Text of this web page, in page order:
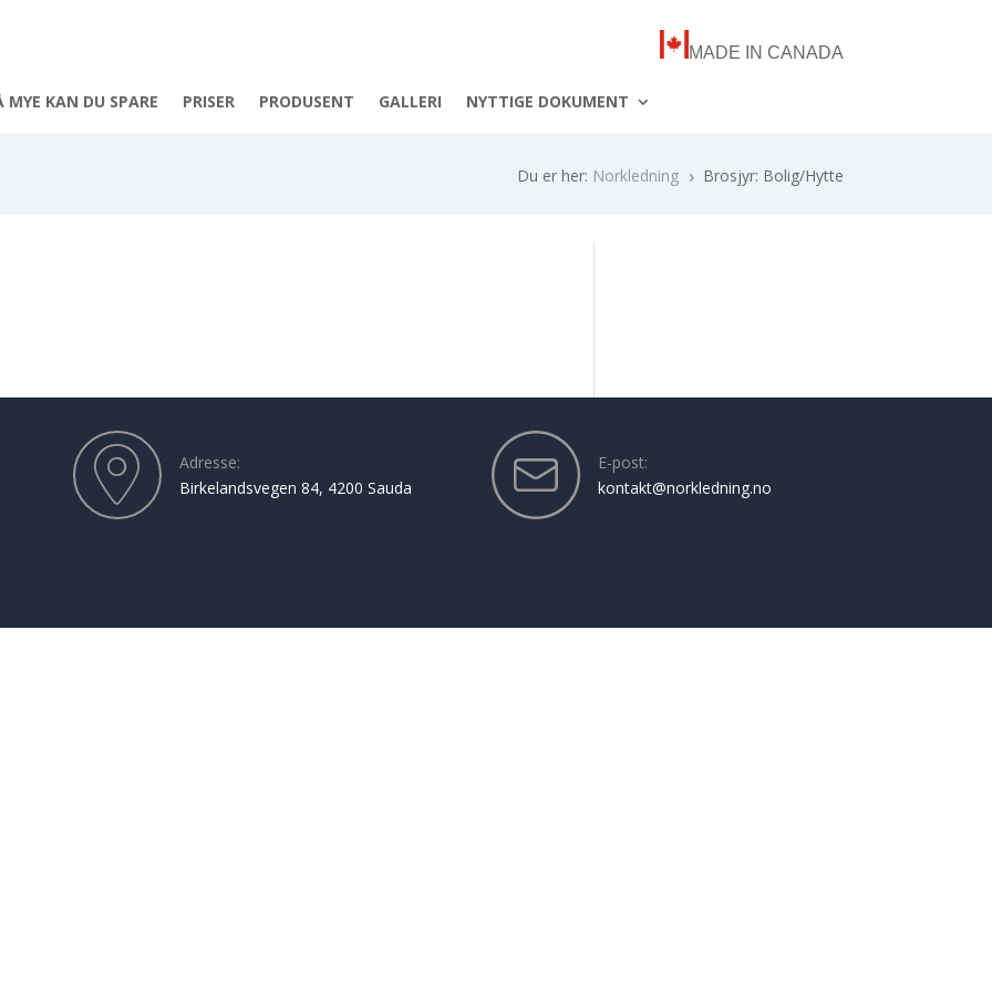
MADE IN CANADA
MYE KAN DU SPARE PRISER PRODUSENT GALLERI NYTTIGE DOKUMENT
Du er her: Norkledning 5 Brosjyr: Bolig/Hytte
Adresse:
Birkelandsvegen 84, 4200 Sauda
E-post:
kontakt@norkledning.no